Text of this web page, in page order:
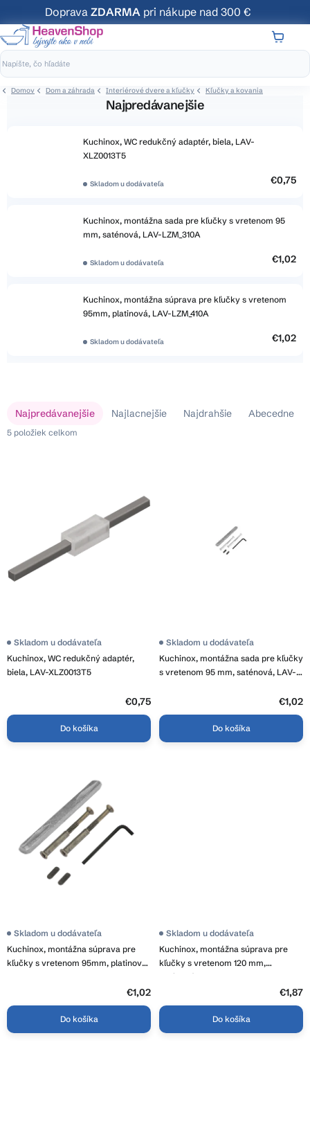
na
obsah
Doprava ZDARMA pri nákupe nad 300 €
Domov Dom a záhrada Interiérové dvere a kľučky Kľučky a kovania
Najpredávanejšie
Kuchinox, WC redukčný adaptér, biela, LAV-
XLZ0013T5
Skladom u dodávateľa €0,75
Kuchinox, montážna sada pre kľučky s vretenom 95
mm, saténová, LAV-LZM_310A
Skladom u dodávateľa €1,02
Kuchinox, montážna súprava pre kľučky s vretenom
95mm, platinová, LAV-LZM_410A
Skladom u dodávateľa €1,02
d
d
o
v
Najpredávanejšie Najlacnejšie Najdrahšie Abecedne
5 položiek celkom
p
k
t
Kuchinox, WC redukčný adaptér,
biela, LAV-XLZ0013T5
Skladom u dodávateľa
€0,75
Do košíka
Kuchinox, montážna sada pre kľučky
s vretenom 95 mm, saténová, LAV-
Skladom u dodávateľa
€1,02
Do košíka
Kuchinox, montážna súprava pre
kľučky s vretenom 95mm, platinová,
Skladom u dodávateľa
€1,02
Do košíka
Kuchinox, montážna súprava pre
kľučky s vretenom 120 mm,
saténová, LAV-LZM_320A
Skladom u dodávateľa
€1,87
Do košíka